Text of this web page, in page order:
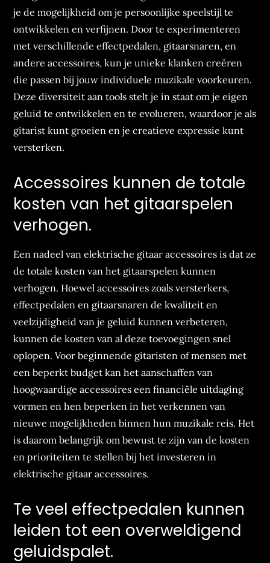
je de mogelijkheid om je persoonlijke speelstijl te
ontwikkelen en verfijnen. Door te experimenteren
met verschillende effectpedalen, gitaarsnaren, en
andere accessoires, kun je unieke klanken creëren
die passen bij jouw individuele muzikale voorkeuren.
Deze diversiteit aan tools stelt je in staat om je eigen
geluid te ontwikkelen en te evolueren, waardoor je als
gitarist kunt groeien en je creatieve expressie kunt
versterken.
Accessoires kunnen de totale
kosten van het gitaarspelen
verhogen.
Een nadeel van elektrische gitaar accessoires is dat ze
de totale kosten van het gitaarspelen kunnen
verhogen. Hoewel accessoires zoals versterkers,
effectpedalen en gitaarsnaren de kwaliteit en
veelzijdigheid van je geluid kunnen verbeteren,
kunnen de kosten van al deze toevoegingen snel
oplopen. Voor beginnende gitaristen of mensen met
een beperkt budget kan het aanschaffen van
hoogwaardige accessoires een financiële uitdaging
vormen en hen beperken in het verkennen van
nieuwe mogelijkheden binnen hun muzikale reis. Het
is daarom belangrijk om bewust te zijn van de kosten
en prioriteiten te stellen bij het investeren in
elektrische gitaar accessoires.
Te veel effectpedalen kunnen
leiden tot een overweldigend
geluidspalet.